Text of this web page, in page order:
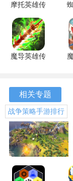
进行战队搭配以
魅力。
隋唐英杰传
1、开局难度选择
初级难度，可攻略
中级难度，敌军
高级难度：敌军
2、敌军出战等级
摩托英雄传
奇 2.0.3 安
卓版
魔导英雄传
相关专题
战争策略手游排行
榜前十名